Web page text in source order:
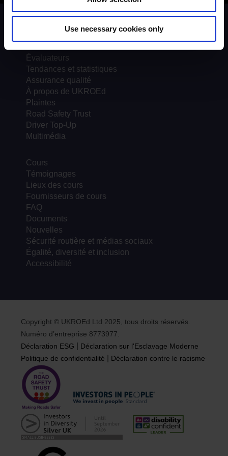
Use necessary cookies only
Contexte du programme
Évaluateurs
Tendances et statistiques
Assurance qualité
À propos de UKROEd
Plaintes
Road Safety Trust
Driver Top-Up
Multimédia
Cours
Témoignages
Lieux des cours
Fournisseurs de cours
FAQ
Documents
Nouvelles
Sécurité routière et médias sociaux
Égalité, diversité et inclusion
Accessibilité
Copyright © UKROEd Ltd 2025, tous droits réservés.
Numéro d’entreprise 8773977.
Déclaration ESG
Déclaration sur l'Esclavage Moderne
Politique de confidentialité
Déclaration contre le racisme